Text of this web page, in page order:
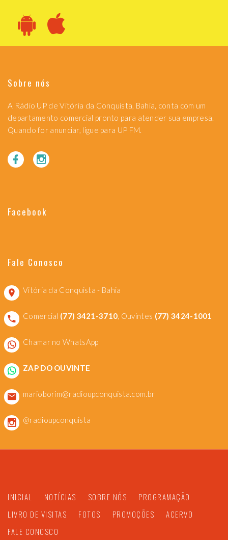
Sobre nós
A Rádio UP de Vitória da Conquista, Bahia, conta com um
departamento comercial pronto para atender sua empresa.
Quando for anunciar, ligue para UP FM.
Facebook
Fale Conosco
Vitória da Conquista - Bahia
Comercial (77) 3421-3710, Ouvintes (77) 3424-1001
Chamar no WhatsApp
ZAP DO OUVINTE
marioborim@radioupconquista.com.br
@radioupconquista
INICIAL NOTÍCIAS SOBRE NÓS
PROGRAMAÇÃO
LIVRO DE VISITAS
FOTOS PROMOÇÕES
ACERVO
FALE CONOSCO